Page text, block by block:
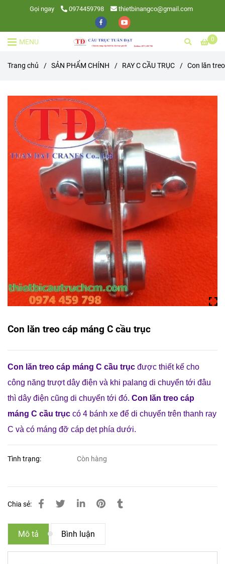
Gọi ngay 0974459798 thietbinangco@gmail.com
0
MENU
Trang chủ / SẢN PHẨM CHÍNH / RAY C CẦU TRỤC / Con lăn
Con lăn treo cáp máng C cầu trục
Con lăn treo cáp máng C cầu trục được thiết kế cho
công năng trượt dây điện và khi palang di chuyển tới đâu
thì dây điện cũng di chuyển tới đó. Con lăn treo cáp
máng C cầu trục có 4 bánh xe để di chuyển trên thanh ray
C và có máng đỡ cáp dẹt phía dưới.
Tình trạng: Còn hàng
Chia sẻ:
Mô tả Bình luận